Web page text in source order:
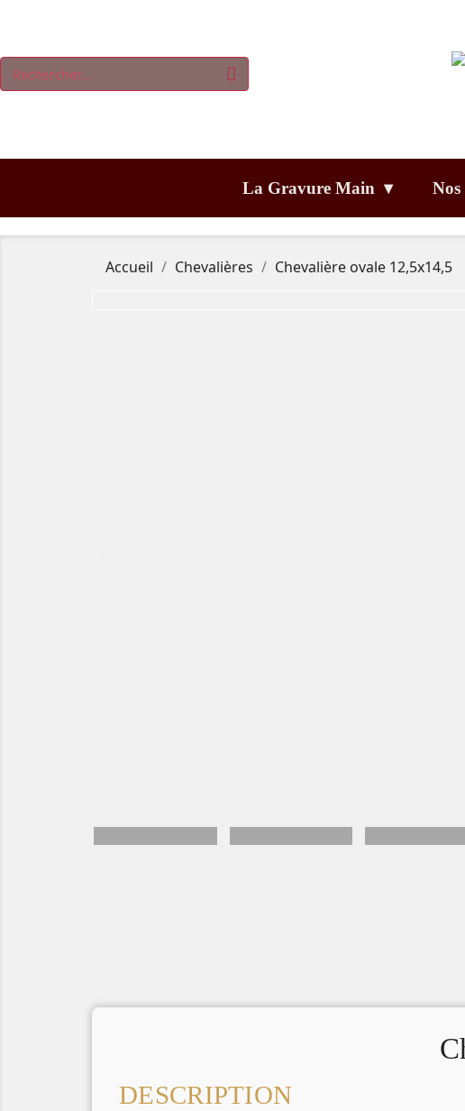
La Gravure Main ▾
Accueil Chevalières Chevalière ovale 12,5x14,5
DESCRIPTION